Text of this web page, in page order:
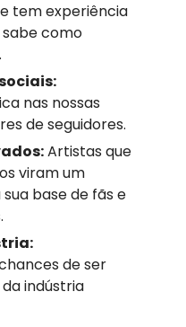
tem experiência
como
nas nossas
de seguidores.
Artistas que
viram um
base de fãs e
de ser
indústria